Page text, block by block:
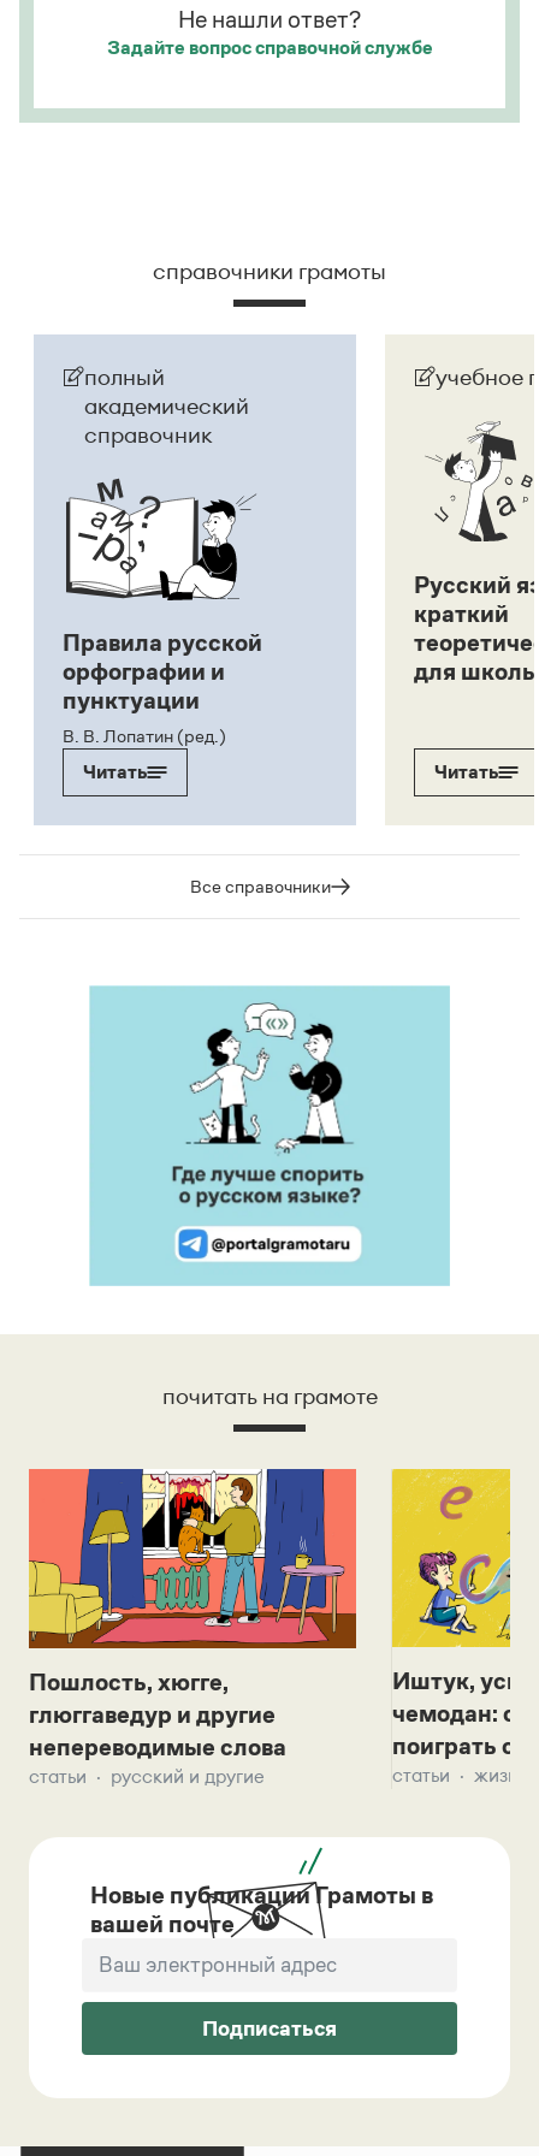
Не нашли ответ?
Задайте вопроссправочной службе
справочники грамоты
полный
академический
справочник
Правила русской
орфографии и
пунктуации
В. В. Лопатин (ред.)
Читать
учебное
Русский
краткий
для
Читать
Все справочники
почитать на грамоте
Пошлость, хюгге,
глюггаведур и другие
непереводимые слова
статьи русский и другие
Иштук,
чемодан:
поиграть с
статьи жизнь
Новые публикации Грамоты в
вашей почте
Подписаться